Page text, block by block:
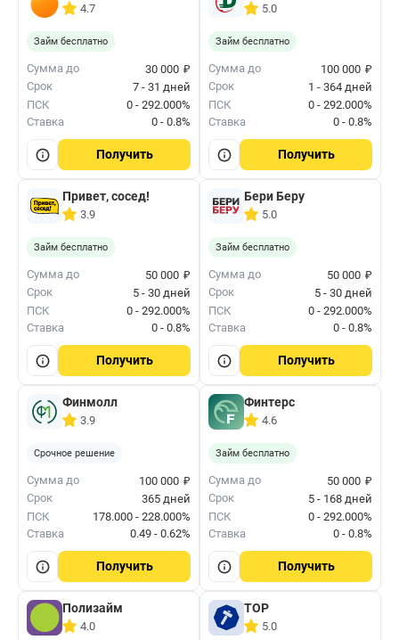
4.7
Займ бесплатно
Сумма до 30 000 ₽
Срок
7 - 31 дней
ПСК
0 - 292.000%
Ставка
0 - 0.8%
Получить
5.0
Займ бесплатно
Сумма до 100 000 ₽
Срок
1 - 364 дней
ПСК
0 - 292.000%
Ставка
0 - 0.8%
Получить
Привет, сосед!
3.9
Займ бесплатно
Сумма до 50 000 ₽
Срок
5 - 30 дней
ПСК
0 - 292.000%
Ставка
0 - 0.8%
Получить
Бери Беру
5.0
Займ бесплатно
Сумма до 50 000 ₽
Срок
5 - 30 дней
ПСК
0 - 292.000%
Ставка
0 - 0.8%
Получить
Финмолл
3.9
Срочное решение
Сумма до 100 000 ₽
Срок
365 дней
ПСК
178.000 - 228.000%
Ставка
0.49 - 0.62%
Получить
Финтерс
4.6
Займ бесплатно
Сумма до 50 000 ₽
Срок
5 - 168 дней
ПСК
0 - 292.000%
Ставка
0 - 0.8%
Получить
Полизайм
4.0
ТОР
5.0